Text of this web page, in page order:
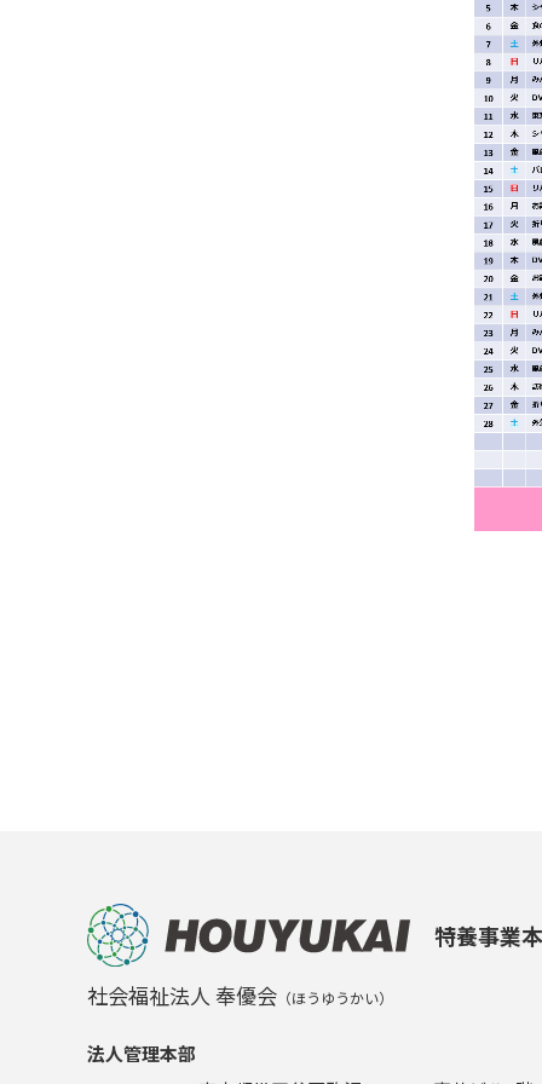
特養事業
社会福祉法人 奉優会 （ほうゆうかい）
法人管理本部